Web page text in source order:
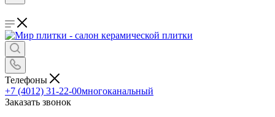
Телефоны
+7 (4012) 31-22-00многоканальный
Заказать звонок